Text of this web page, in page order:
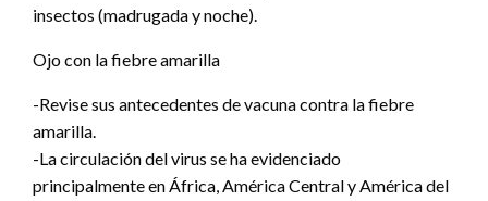
insectos (madrugada y noche).
Ojo con la fiebre amarilla
-Revise sus antecedentes de vacuna contra la fiebre
amarilla.
-La circulación del virus se ha evidenciado
principalmente en África, América Central y América del